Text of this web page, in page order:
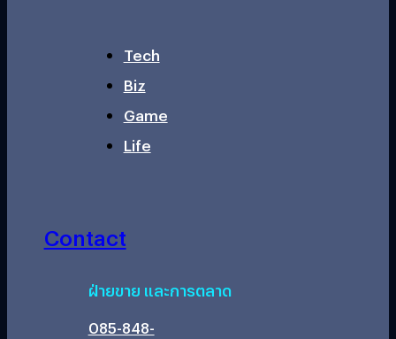
Tech
Biz
Game
Life
Contact
ฝ่ายขาย และการตลาด
085-848-